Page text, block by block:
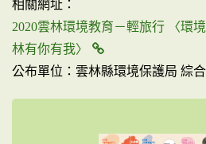
相關網址：
2020雲林環境教育－輕旅行 〈環
林有你有我〉
公布單位：雲林縣環境保護局 綜